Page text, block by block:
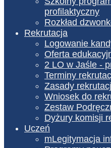
profilaktyczny
Rozkład
Rekrutacja
Logowanie
Oferta
2 LO w Jaśle -
Terminy
Zasady
Wniosek do
Zestaw
Dyżury komisji
Uczeń
mLegitymacja